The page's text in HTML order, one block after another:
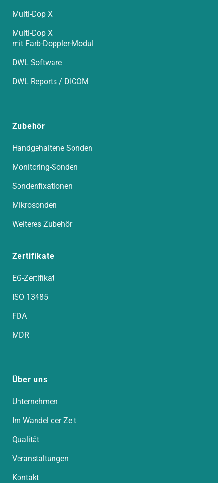
Multi-Dop X
Multi-Dop X
mit Farb-Doppler-Modul
DWL Software
DWL Reports / DICOM
Zubehör
Handgehaltene Sonden
Monitoring-Sonden
Sondenfixationen
Mikrosonden
Weiteres Zubehör
Zertifikate
EG-Zertifikat
ISO 13485
FDA
MDR
Über uns
Unternehmen
Im Wandel der Zeit
Qualität
Veranstaltungen
Kontakt